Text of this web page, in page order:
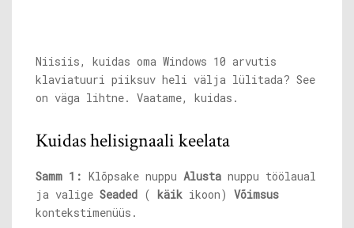
Niisiis, kuidas oma Windows 10 arvutis
klaviatuuri piiksuv heli välja lülitada? See
on väga lihtne. Vaatame, kuidas.
Kuidas helisignaali keelata
Samm 1: Klõpsake nuppu Alusta nuppu töölaual
ja valige Seaded ( käik ikoon) Võimsus
kontekstimenüüs.